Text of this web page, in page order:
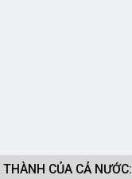
CỦA CẢ NƯỚC: